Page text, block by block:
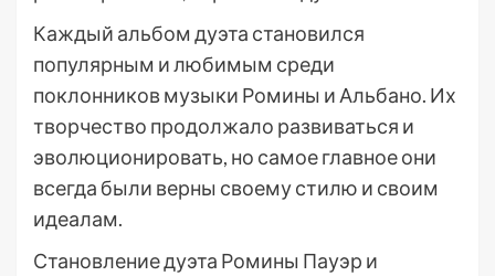
Каждый альбом дуэта становился
популярным и любимым среди
поклонников музыки Ромины и Альбано. Их
творчество продолжало развиваться и
эволюционировать, но самое главное они
всегда были верны своему стилю и своим
идеалам.
Становление дуэта Ромины Пауэр и